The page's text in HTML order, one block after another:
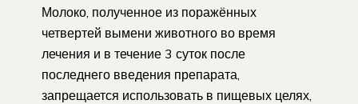
Молоко, полученное из поражённых
четвертей вымени животного во время
лечения и в течение 3 суток после
последнего введения препарата,
запрещается использовать в пищевых целях,